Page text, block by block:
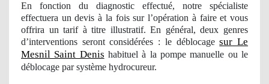
En fonction du diagnostic effectué, notre spécialiste
effectuera un devis à la fois sur l’opération à faire et vous
offrira untarif à titre illustratif. En général, deux genres
d’interventions seront considérées : le déblocagesur Le
Mesnil Saint Denis habituel à la pompe manuelle ou le
déblocage par système hydrocureur.